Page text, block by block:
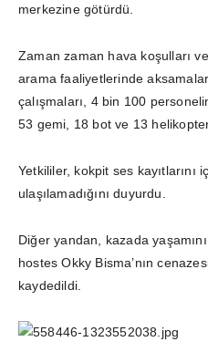
merkezine götürdü.
Zaman zaman hava koşulları
arama faaliyetlerinde
çalışmaları, 4 bin 100
53 gemi, 18 bot ve 13
Yetkililer, kokpit ses
ulaşılamadığını duyurdu.
Diğer yandan, kazada
hostes Okky Bisma’nın
kaydedildi.